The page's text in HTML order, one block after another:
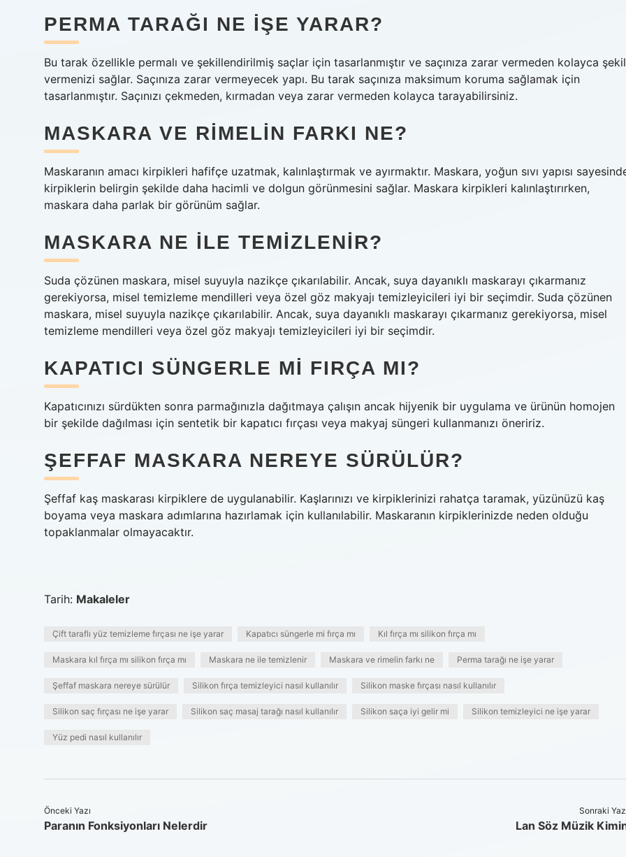
PERMA TARAĞI NE IŞE YARAR?
Bu tarak özellikle permalı ve şekillendirilmiş saçlar için tasarlanmıştır ve saçınıza zarar vermeden kolayca şekil
vermenizi sağlar. Saçınıza zarar vermeyecek yapı. Bu tarak saçınıza maksimum koruma sağlamak için
tasarlanmıştır. Saçınızı çekmeden, kırmadan veya zarar vermeden kolayca tarayabilirsiniz.
MASKARA VE RIMELIN FARKI NE?
Maskaranın amacı kirpikleri hafifçe uzatmak, kalınlaştırmak ve ayırmaktır. Maskara, yoğun sıvı yapısı
kirpiklerin belirgin şekilde daha hacimli ve dolgun görünmesini sağlar. Maskara kirpikleri kalınlaştırırken,
maskara daha parlak bir görünüm sağlar.
MASKARA NE ILE TEMIZLENIR?
Suda çözünen maskara, misel suyuyla nazikçe çıkarılabilir. Ancak, suya dayanıklı maskarayı çıkarmanız
gerekiyorsa, misel temizleme mendilleri veya özel göz makyajı temizleyicileri iyi bir seçimdir. Suda çözünen
maskara, misel suyuyla nazikçe çıkarılabilir. Ancak, suya dayanıklı maskarayı çıkarmanız gerekiyorsa, misel
temizleme mendilleri veya özel göz makyajı temizleyicileri iyi bir seçimdir.
KAPATICI SÜNGERLE MI FIRÇA MI?
Kapatıcınızı sürdükten sonra parmağınızla dağıtmaya çalışın ancak hijyenik bir uygulama ve ürünün homojen
bir şekilde dağılması için sentetik bir kapatıcı fırçası veya makyaj süngeri kullanmanızı öneririz.
ŞEFFAF MASKARA NEREYE SÜRÜLÜR?
Şeffaf kaş maskarası kirpiklere de uygulanabilir. Kaşlarınızı ve kirpiklerinizi rahatça taramak, yüzünüzü kaş
boyama veya maskara adımlarına hazırlamak için kullanılabilir. Maskaranın kirpiklerinizde neden olduğu
topaklanmalar olmayacaktır.
Tarih: Makaleler
Çift taraflı yüz temizleme fırçası ne işe yarar Kapatıcı süngerle mi fırça mı Kıl fırça mı silikon fırça mı
Maskara kıl fırça mı silikon fırça mı Maskara ne ile temizlenir Maskara ve rimelin farkı ne Perma tarağı ne işe yarar
Şeffaf maskara nereye sürülür Silikon fırça temizleyici nasıl kullanılır Silikon maske fırçası nasıl kullanılır
Silikon saç fırçası ne işe yarar Silikon saç masaj tarağı nasıl kullanılır Silikon saça iyi gelir mi Silikon temizleyici ne işe yarar
Yüz pedi nasıl kullanılır
Önceki Yazı
Paranın Fonksiyonları Nelerdir
Sonraki
Lan Söz Müzik